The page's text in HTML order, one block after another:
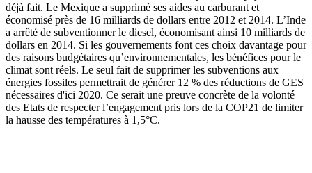
déjà fait. Le Mexique a supprimé ses aides au carburant et
économisé près de 16 milliards de dollars entre 2012 et 2014. L’Inde
a arrêté de subventionner le diesel, économisant ainsi 10 milliards de
dollars en 2014. Si les gouvernements font ces choix davantage pour
des raisons budgétaires qu’environnementales, les bénéfices pour le
climat sont réels. Le seul fait de supprimer les subventions aux
énergies fossiles permettrait de générer 12 % des réductions de GES
nécessaires d'ici 2020. Ce serait une preuve concrète de la volonté
des Etats de respecter l’engagement pris lors de la COP21 de limiter
la hausse des températures à 1,5°C.